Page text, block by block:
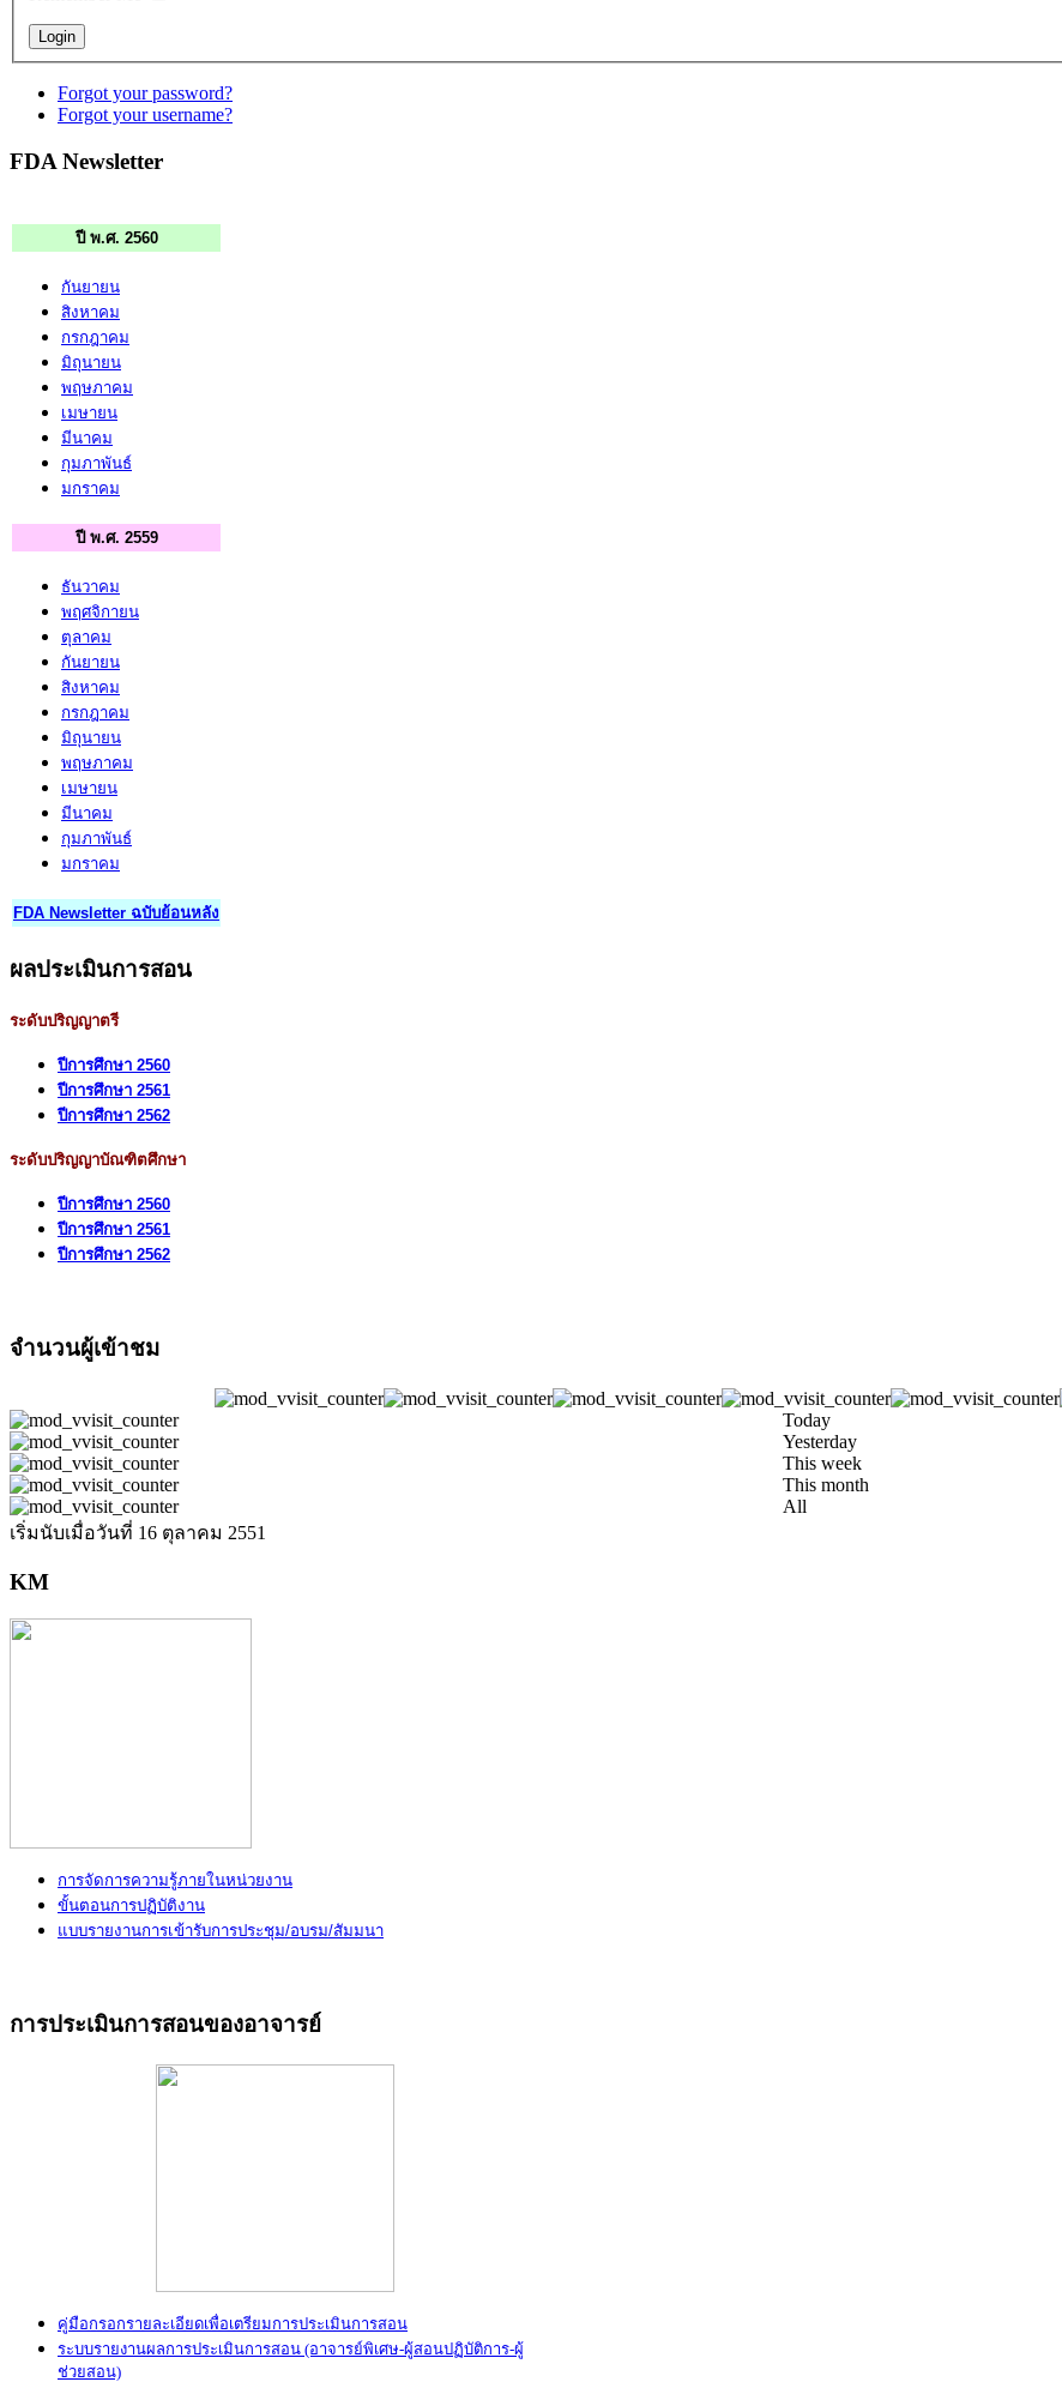
Forgot your password?
Forgot your username?
FDA Newsletter
ปี พ.ศ. 2560
กันยายน
สิงหาคม
กรกฎาคม
มิถุนายน
พฤษภาคม
เมษายน
มีนาคม
กุมภาพันธ์
มกราคม
ปี พ.ศ. 2559
ธันวาคม
พฤศจิกายน
ตุลาคม
กันยายน
สิงหาคม
กรกฎาคม
มิถุนายน
พฤษภาคม
เมษายน
มีนาคม
กุมภาพันธ์
มกราคม
FDA Newsletter ฉบับย้อนหลัง
ผลประเมินการสอน
ระดับปริญญาตรี
ปีการศึกษา 2560
ปีการศึกษา 2561
ปีการศึกษา 2562
ระดับปริญญาบัณฑิตศึกษา
ปีการศึกษา 2560
ปีการศึกษา 2561
ปีการศึกษา 2562
จำนวนผู้เข้าชม
Today
Yesterday
This week
This month
All
เริ่มนับเมื่อวันที่ 16 ตุลาคม 2551
KM
การจัดการความรู้ภายในหน่วยงาน
ขั้นตอนการปฏิบัติงาน
แบบรายงานการเข้ารับการประชุม/อบรม/สัมมนา
การประเมินการสอนของอาจารย์
คู่มือกรอกรายละเอียดเพื่อเตรียมการประเมินการสอน
ระบบรายงานผลการประเมินการสอน (อาจารย์พิเศษ-ผู้สอนปฏิบัติการ-ผู้
ช่วยสอน)